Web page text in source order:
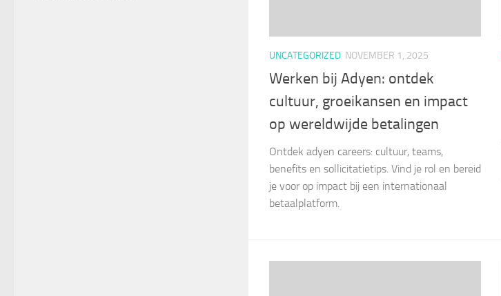
UNCATEGORIZED NOVEMBER 1, 2025
Werken bij Adyen: ontdek
cultuur, groeikansen en impact
op wereldwijde betalingen
Ontdek adyen careers: cultuur, teams,
benefits en sollicitatietips. Vind je rol en bereid
je voor op impact bij een internationaal
betaalplatform.